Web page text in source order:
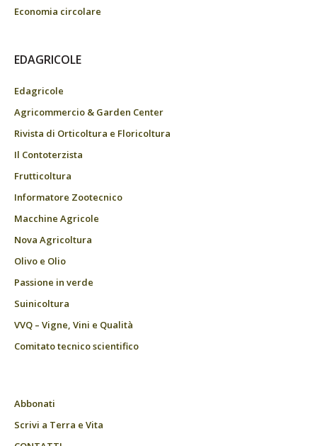
Economia circolare
EDAGRICOLE
Edagricole
Agricommercio & Garden Center
Rivista di Orticoltura e Floricoltura
Il Contoterzista
Frutticoltura
Informatore Zootecnico
Macchine Agricole
Nova Agricoltura
Olivo e Olio
Passione in verde
Suinicoltura
VVQ – Vigne, Vini e Qualità
Comitato tecnico scientifico
Abbonati
Scrivi a Terra e Vita